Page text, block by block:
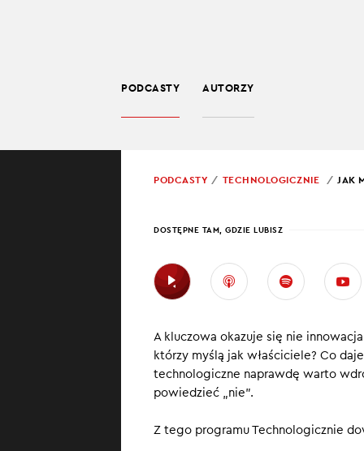
PODCASTY AUTORZY
PROWADZĄCY:
JAK
W
z Adamem
jest dzisiaj
SUBSKRYBUJ ,
PODCASTY
TECHNOLOGICZNIE JAK
DOSTĘPNE TAM, GDZIE LUBISZ
A kluczowa okazuje się nie
którzy myślą jak właściciele? Co
technologiczne naprawdę warto
powiedzieć „nie”.
Z tego programu Technologicznie